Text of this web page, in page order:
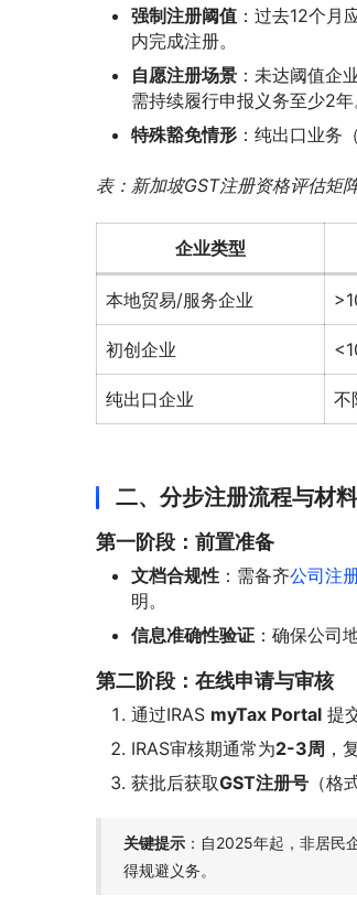
强制注册阈值 ：过去12个
内完成注册。
自愿注册场景 ：未达阈值企
需持续履行申报义务至少2年
特殊豁免情形 ：纯出口业务
表：新加坡GST注册资格评估矩
企业类型
本地贸易/服务企业
初创企业
纯出口企业 不
二、分步注册流程与材
第一阶段：前置准备
文档合规性 ：需备齐公司注
明。
信息准确性验证 ：确保公司
第二阶段：在线申请与审核
通过IRAS myTax Portal 提
IRAS审核期通常为2-3周 ，
获批后获取GST注册号 （
关键提示 ：自2025年起，非居民
得规避义务。